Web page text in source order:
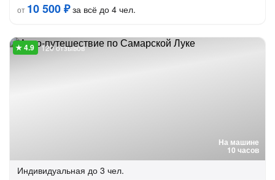
от 10 500 ₽за всё до 4 чел.
На машине
10 часов
120 отзывов
Индивидуальная до 3 чел.